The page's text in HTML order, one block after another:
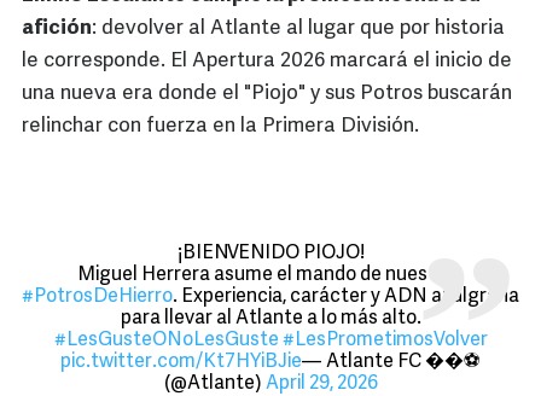
afición: devolver al Atlante al lugar que por historia
le corresponde. El Apertura 2026 marcará el inicio de
una nueva era donde el "Piojo" y sus Potros buscarán
relinchar con fuerza en la Primera División.
¡BIENVENIDO PIOJO!
Miguel Herrera asume el mando de nuestros
#PotrosDeHierro. Experiencia, carácter y ADN azulgrana
para llevar al Atlante a lo más alto.
#LesGusteONoLesGuste #LesPrometimosVolver
pic.twitter.com/Kt7HYiBJie— Atlante FC ��⚽️
(@Atlante) April 29, 2026